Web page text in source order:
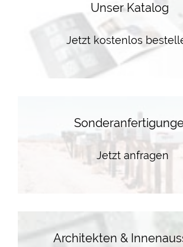
Unser Katalog
Jetzt kostenlos
Jetzt anfragen
Architekten &